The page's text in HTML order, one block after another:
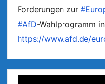
Forderungen zur
#AfD-Wahlprogramm
https://www.afd.de/